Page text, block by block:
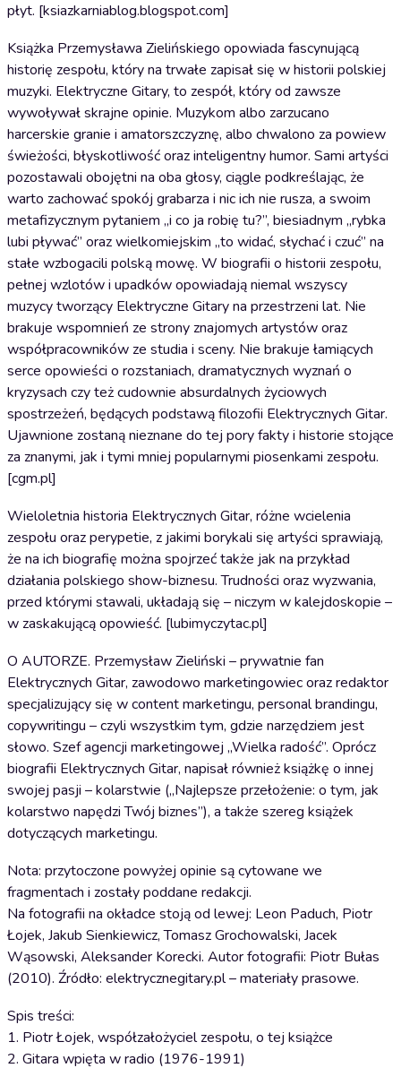
płyt. [ksiazkarniablog.blogspot.com]
Książka Przemysława Zielińskiego opowiada fascynującą
historię zespołu, który na trwałe zapisał się w historii polskiej
muzyki. Elektryczne Gitary, to zespół, który od zawsze
wywoływał skrajne opinie. Muzykom albo zarzucano
harcerskie granie i amatorszczyznę, albo chwalono za powiew
świeżości, błyskotliwość oraz inteligentny humor. Sami artyści
pozostawali obojętni na oba głosy, ciągle podkreślając, że
warto zachować spokój grabarza i nic ich nie rusza, a swoim
metafizycznym pytaniem „i co ja robię tu?”, biesiadnym „rybka
lubi pływać” oraz wielkomiejskim „to widać, słychać i czuć” na
stałe wzbogacili polską mowę. W biografii o historii zespołu,
pełnej wzlotów i upadków opowiadają niemal wszyscy
muzycy tworzący Elektryczne Gitary na przestrzeni lat. Nie
brakuje wspomnień ze strony znajomych artystów oraz
współpracowników ze studia i sceny. Nie brakuje łamiących
serce opowieści o rozstaniach, dramatycznych wyznań o
kryzysach czy też cudownie absurdalnych życiowych
spostrzeżeń, będących podstawą filozofii Elektrycznych Gitar.
Ujawnione zostaną nieznane do tej pory fakty i historie stojące
za znanymi, jak i tymi mniej popularnymi piosenkami zespołu.
[cgm.pl]
Wieloletnia historia Elektrycznych Gitar, różne wcielenia
zespołu oraz perypetie, z jakimi borykali się artyści sprawiają,
że na ich biografię można spojrzeć także jak na przykład
działania polskiego show-biznesu. Trudności oraz wyzwania,
przed którymi stawali, układają się – niczym w kalejdoskopie –
w zaskakującą opowieść. [lubimyczytac.pl]
O AUTORZE. Przemysław Zieliński – prywatnie fan
Elektrycznych Gitar, zawodowo marketingowiec oraz redaktor
specjalizujący się w content marketingu, personal brandingu,
copywritingu – czyli wszystkim tym, gdzie narzędziem jest
słowo. Szef agencji marketingowej „Wielka radość”. Oprócz
biografii Elektrycznych Gitar, napisał również książkę o innej
swojej pasji – kolarstwie („Najlepsze przełożenie: o tym, jak
kolarstwo napędzi Twój biznes”), a także szereg książek
dotyczących marketingu.
Nota: przytoczone powyżej opinie są cytowane we
fragmentach i zostały poddane redakcji.
Na fotografii na okładce stoją od lewej: Leon Paduch, Piotr
Łojek, Jakub Sienkiewicz, Tomasz Grochowalski, Jacek
Wąsowski, Aleksander Korecki. Autor fotografii: Piotr Bułas
(2010). Źródło: elektrycznegitary.pl – materiały prasowe.
Spis treści:
1. Piotr Łojek, współzałożyciel zespołu, o tej książce
2. Gitara wpięta w radio (1976-1991)